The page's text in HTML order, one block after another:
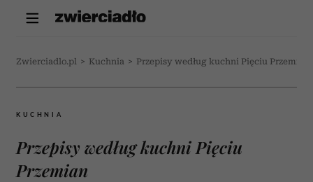
Zwierciadlo.pl > Kuchnia > Przepisy według kuchni Pięciu Przemian
KUCHNIA
Przepisy według kuchni Pięciu
Przemian